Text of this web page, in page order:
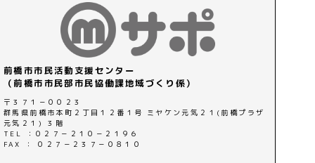
前橋市市民活動支援センター
（前橋市市民部市民協働課地域づくり係）
〒３７１－００２３
群馬県前橋市本町２丁目１２番１号 ミヤケン元気２１(前橋プラザ
元気２１) ３階
TEL ：０２７－２１０－２１９６
FAX ： ０２７－２３７－０８１０